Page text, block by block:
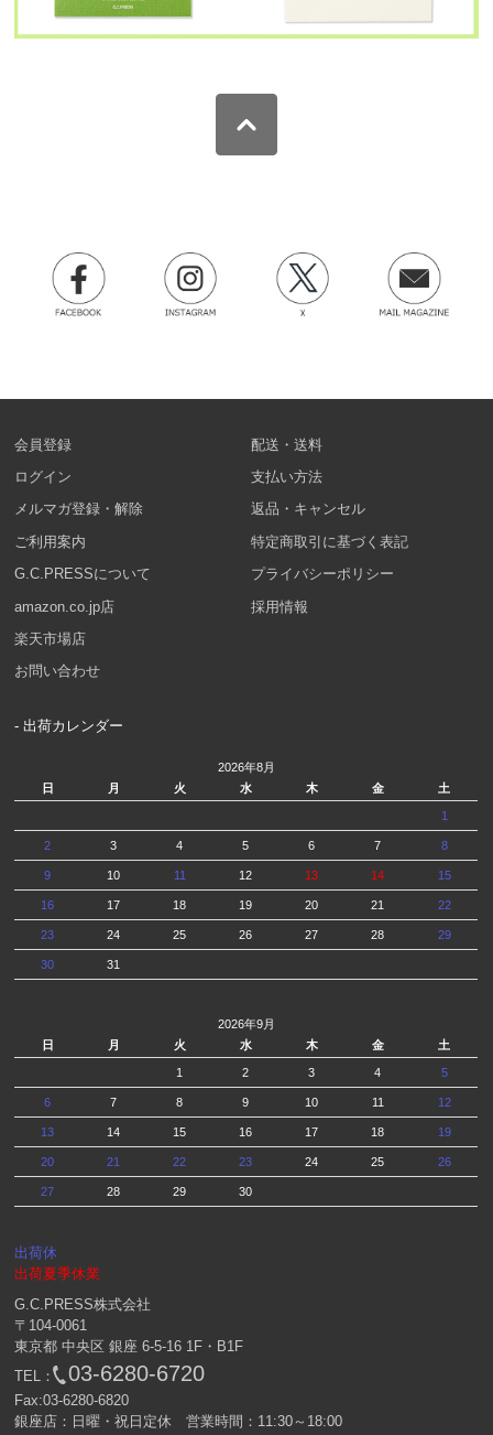
会員登録
ログイン
メルマガ登録・解除
ご利用案内
G.C.PRESSについて
amazon.co.jp店
楽天市場店
お問い合わせ
配送・送料
支払い方法
返品・キャンセル
特定商取引に基づく表記
プライバシーポリシー
採用情報
- 出荷カレンダー
2026年8月
日
月 火 水 木 金 土
1
2 3 4 5 6 7 8
9 10 11 12 13 14 15
16 17 18 19 20 21 22
23 24 25 26 27 28 29
30 31
2026年9月
日
月 火 水 木 金 土
1 2 3 4 5
6 7 8 9 10 11 12
13 14 15 16 17 18 19
20 21 22 23 24 25 26
27 28 29 30
出荷休
出荷夏季休業
G.C.PRESS株式会社
〒104-0061
東京都 中央区 銀座 6-5-16 1F・B1F
TEL：
03-6280-6720
Fax:03-6280-6820
銀座店：日曜・祝日定休 営業時間：11:30～18:00